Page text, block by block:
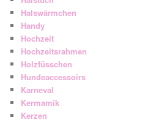
Halswärmchen
Handy
Hochzeit
Hochzeitsrahmen
Holzfüsschen
Hundeaccessoirs
Karneval
Kermamik
Kerzen